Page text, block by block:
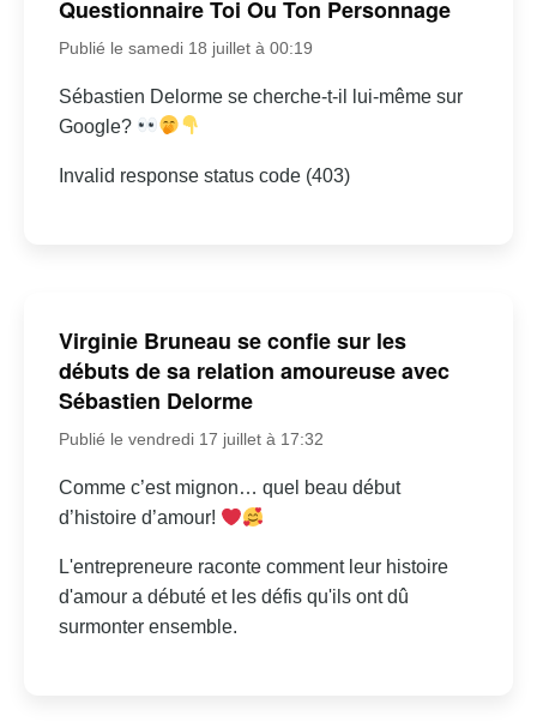
Questionnaire Toi Ou Ton Personnage
Publié le samedi 18 juillet à 00:19
Sébastien Delorme se cherche-t-il lui-même sur
Google?
Invalid response status code (403)
Virginie Bruneau se confie sur les
débuts de sa relation amoureuse avec
Sébastien Delorme
Publié le vendredi 17 juillet à 17:32
Comme c’est mignon… quel beau début
d’histoire d’amour!
L'entrepreneure raconte comment leur histoire
d'amour a débuté et les défis qu'ils ont dû
surmonter ensemble.